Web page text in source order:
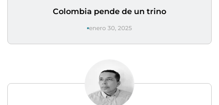
Colombia pende de un trino
enero 30, 2025